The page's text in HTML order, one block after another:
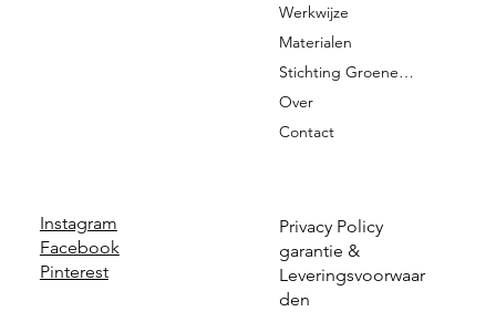
Instagram
Facebook
Pinterest
Privacy Policy
garantie &
Leveringsvoorwaar
den
Werkwijze
Materialen
Stichting Groene Graven
Over
Contact